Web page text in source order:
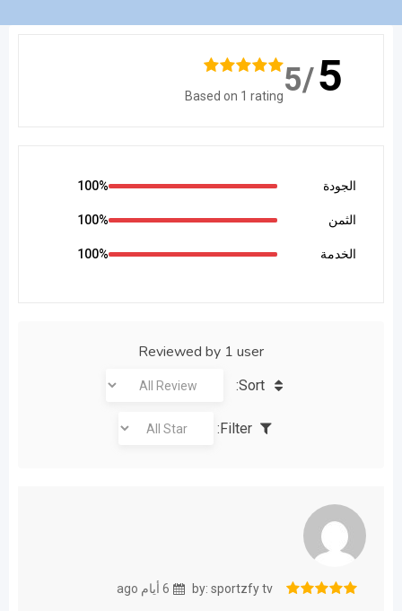
5
/5
Based on 1 rating
الجودة 100%
الثمن 100%
الخدمة 100%
Reviewed by 1 user
by: sportzfy tv